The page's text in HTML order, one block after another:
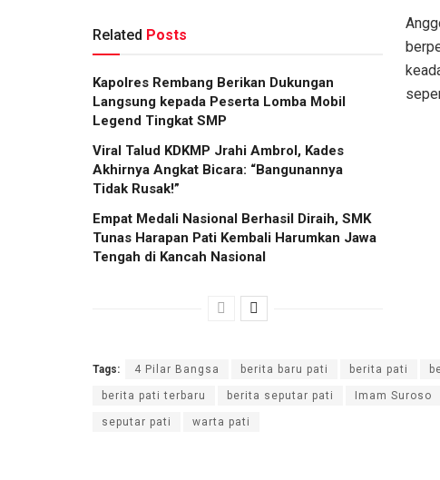
Related Posts
Kapolres Rembang Berikan Dukungan
Langsung kepada Peserta Lomba Mobil
Legend Tingkat SMP
Viral Talud KDKMP Jrahi Ambrol, Kades
Akhirnya Angkat Bicara: “Bangunannya
Tidak Rusak!”
Empat Medali Nasional Berhasil Diraih, SMK
Tunas Harapan Pati Kembali Harumkan Jawa
Tengah di Kancah Nasional
Tags: 4 Pilar Bangsa berita baru pati berita pati
berita pati terbaru berita seputar pati Imam Suroso
seputar pati warta pati